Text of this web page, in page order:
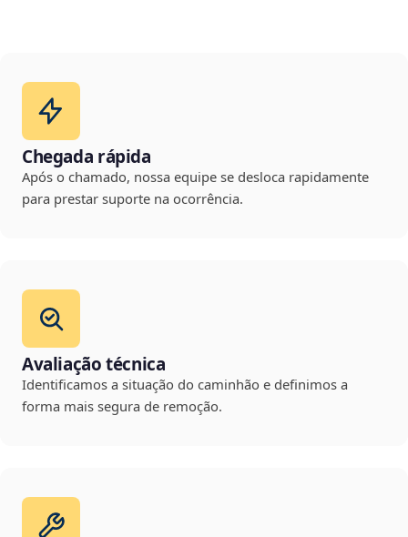
Chegada rápida
Após o chamado, nossa equipe se desloca rapidamente
para prestar suporte na ocorrência.
Avaliação técnica
Identificamos a situação do caminhão e definimos a
forma mais segura de remoção.